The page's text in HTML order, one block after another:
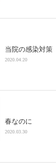
当院の感染対策
2020.04.20
春なのに
2020.03.30